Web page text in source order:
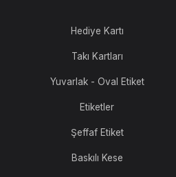
Hediye Kartı
Takı Kartları
Yuvarlak - Oval Etiket
Etiketler
Şeffaf Etiket
Baskılı Kese